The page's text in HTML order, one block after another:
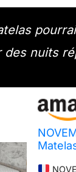
des nuits